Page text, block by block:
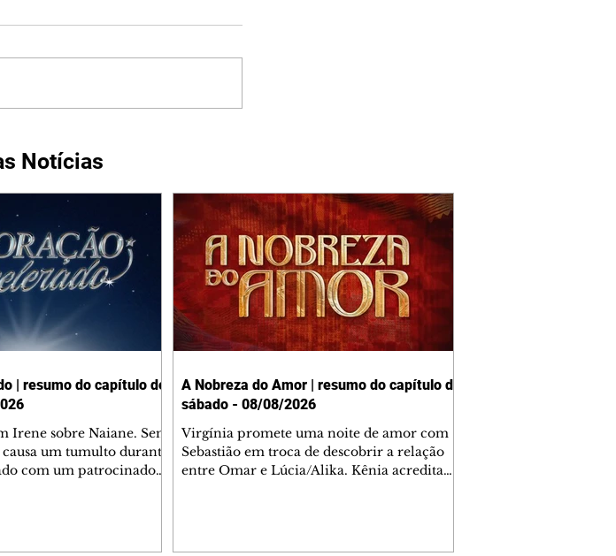
Notícias
| resumo do capítulo de
Irene sobre Naiane. Sem
um tumulto durante
com um patrocinador.
A Nobreza do Amor | resumo do capítulo de
sábado - 08/08/2026
Virgínia promete uma noite de amor com
Sebastião em troca de descobrir a relação
entre Omar e Lúcia/Alika. Kênia acredita